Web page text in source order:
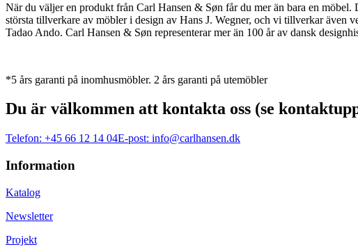
När du väljer en produkt från Carl Hansen & Søn får du mer än bara en
största tillverkare av möbler i design av Hans J. Wegner, och vi tillverkar
Tadao Ando. Carl Hansen & Søn representerar mer än 100 år av dansk
*5 års garanti på inomhusmöbler. 2 års garanti på utemöbler
Du är välkommen att kontakta oss (se
Telefon: +45 66 12 14 04E-post: info@carlhansen.dk
Information
Katalog
Newsletter
Projekt